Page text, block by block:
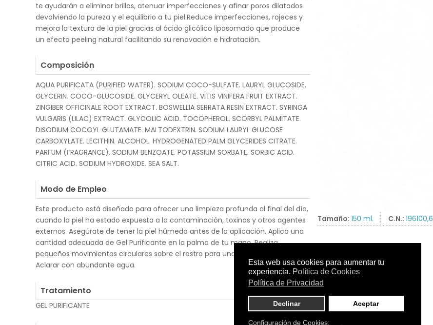
Tamaño: 150 ml. C.N.: 196100,6
te ayudarán a eliminar brillos, atenuar imperfecciones y afinar poros dilatados
devolviendo la pureza y el equilibrio a tu piel.Reduce imperfecciones, rojeces y
mejora la textura de la piel gracias al ácido glicólico liposomado que produce
un efecto peeling natural facilitando su renovación e hidratación.
Composición
AQUA PURIFICATA (PURIFIED WATER). SODIUM COCO-SULFATE. LAURYL GLUCOSIDE.
GLYCERIN. COCO-GLUCOSIDE. GLYCERYL OLEATE. VITIS VINIFERA FRUIT EXTRACT.
ZINGIBER OFFICINALE ROOT EXTRACT. BOSWELLIA SERRATA RESIN EXTRACT. SYRINGA
VULGARIS (LILAC) EXTRACT. GLYCOLIC ACID. TOCOPHEROL. SCORBYL PALMITATE.
DISODIUM COCOYL GLUTAMATE. MALTODEXTRIN. SODIUM LAURYL GLUCOSE
CARBOXYLATE. LECITHIN. ALCOHOL. HYDROGENATED PALM GLYCERIDES CITRATE.
PARFUM (FRAGRANCE). SODIUM BENZOATE. POTASSIUM SORBATE. SORBIC ACID.
CITRIC ACID. SODIUM HYDROXIDE. SEA SALT.
Modo de Empleo
Este producto está diseñado para ofrecer una limpieza profunda al final del día,
cuando la piel ha estado expuesta a la contaminación, toxinas y otros agentes
externos. Asegúrate de tener la piel húmeda antes de la aplicación. Aplica una
cantidad adecuada de Gel Purificante en la palma de tu mano. Realiza
pequeños movimientos circulares sobre el rostro para una limpieza profunda.
Aclarar con abundante agua.
Tratamiento
GEL PURIFICANTE